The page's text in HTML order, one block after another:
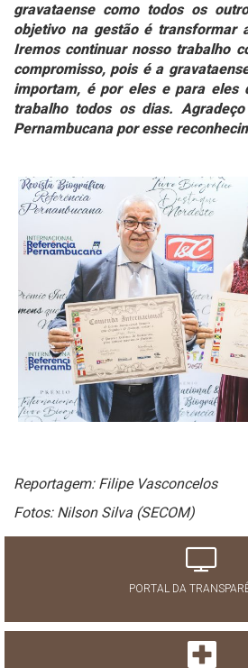
gravataense como todos os
objetivo na gestão é transformar
Iremos continuar nosso trabalho
compromisso, pois é a
importam, é por eles e para eles
trabalho todos os dias.
Pernambucana por esse
Reportagem: Filipe Vasconcelos
Fotos: Nilson Silva (SECOM)
PORTAL DA